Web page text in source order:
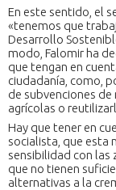
En este sentido, el
«tenemos que
Desarrollo
modo, Falomir ha
que tengan en
ciudadanía, como,
de subvenciones
agrícolas o
Hay que tener en
socialista, que esta
sensibilidad con las
que no tienen
alternativas a la